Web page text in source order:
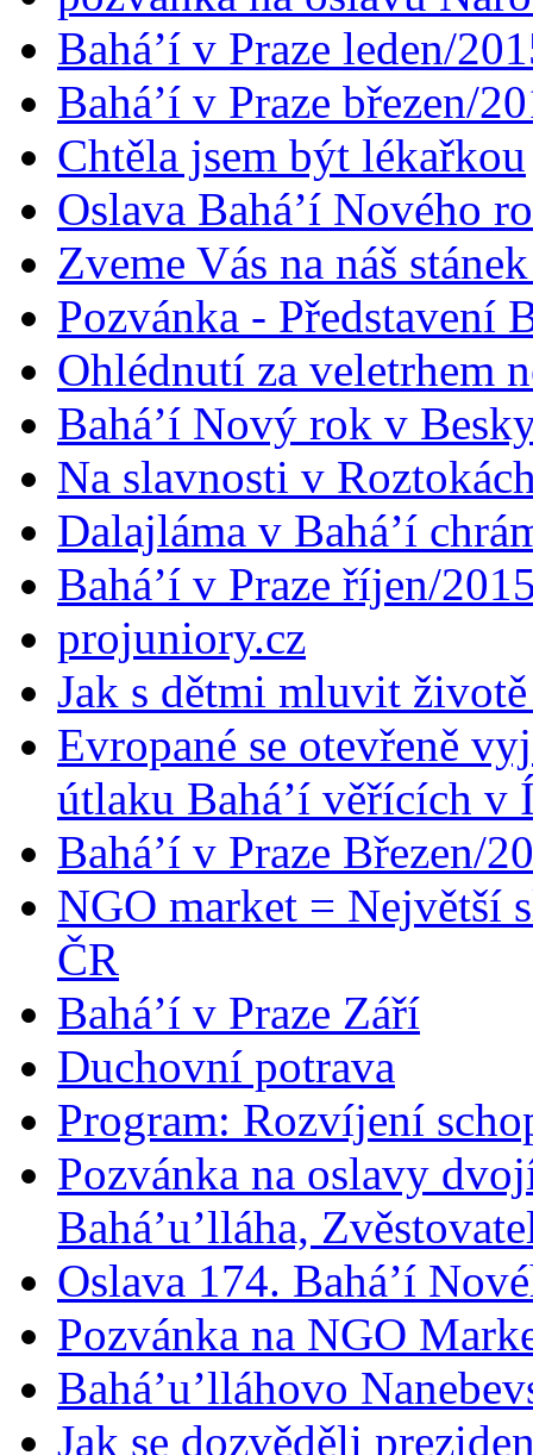
Bahá’í v Praze leden/
Bahá’í v Praze březen/
Chtěla jsem být lékařkou
Oslava Bahá’í Nového
Zveme Vás na náš
Pozvánka - Představení
Ohlédnutí za veletrhem
Bahá’í Nový rok v
Na slavnosti v
Dalajláma v Bahá’í
Bahá’í v Praze říjen/
projuniory.cz
Jak s dětmi mluvit
Evropané se otevřeně
útlaku Bahá’í věřících v
Bahá’í v Praze Březen/
NGO market = Největší
ČR
Bahá’í v Praze Září
Duchovní potrava
Program: Rozvíjení
Pozvánka na oslavy
Bahá’u’lláha,
Oslava 174. Bahá’í
Pozvánka na NGO
Bahá’u’lláhovo
Jak se dozvěděli